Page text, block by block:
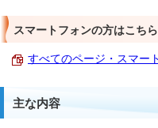
スマートフォンの方はこち
すべてのページ・スマー
主な内容